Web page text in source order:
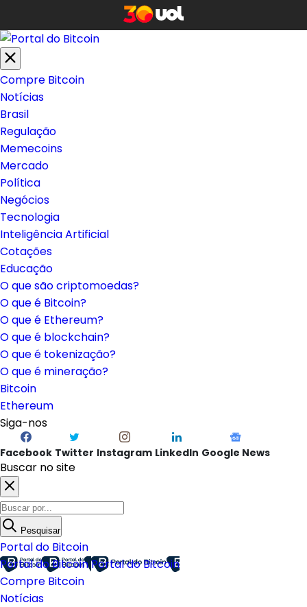
Compre Bitcoin
Notícias
Brasil
Regulação
Memecoins
Mercado
Política
Negócios
Tecnologia
Inteligência Artificial
Cotações
Educação
O que são criptomoedas?
O que é Bitcoin?
O que é Ethereum?
O que é blockchain?
O que é tokenização?
O que é mineração?
Bitcoin
Ethereum
Siga-nos
Facebook Twitter Instagram LinkedIn Google News
Buscar no site
Pesquisar
Portal do Bitcoin
Portal do BitcoinPortal do Bitcoin
Compre Bitcoin
Notícias